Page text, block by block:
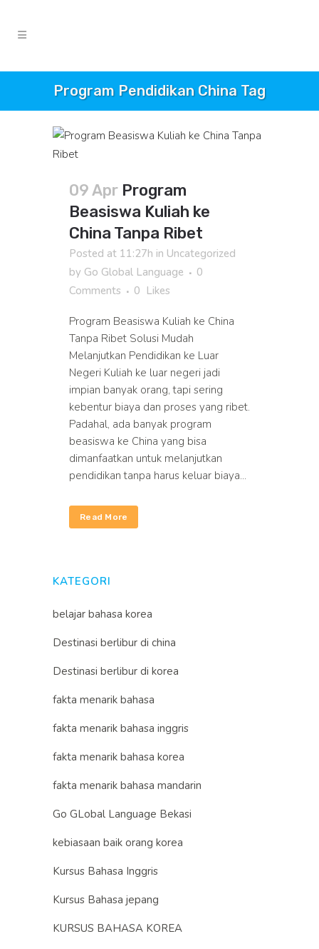
Program Pendidikan China Tag
09 Apr Program
Beasiswa Kuliah ke
China Tanpa Ribet
Posted at 11:27h in Uncategorized
by Go Global Language
0
Comments
0 Likes
Program Beasiswa Kuliah ke China
Tanpa Ribet Solusi Mudah
Melanjutkan Pendidikan ke Luar
Negeri Kuliah ke luar negeri jadi
impian banyak orang, tapi sering
kebentur biaya dan proses yang ribet.
Padahal, ada banyak program
beasiswa ke China yang bisa
dimanfaatkan untuk melanjutkan
pendidikan tanpa harus keluar biaya...
Read More
KATEGORI
belajar bahasa korea
Destinasi berlibur di china
Destinasi berlibur di korea
fakta menarik bahasa
fakta menarik bahasa inggris
fakta menarik bahasa korea
fakta menarik bahasa mandarin
Go GLobal Language Bekasi
kebiasaan baik orang korea
Kursus Bahasa Inggris
Kursus Bahasa jepang
KURSUS BAHASA KOREA